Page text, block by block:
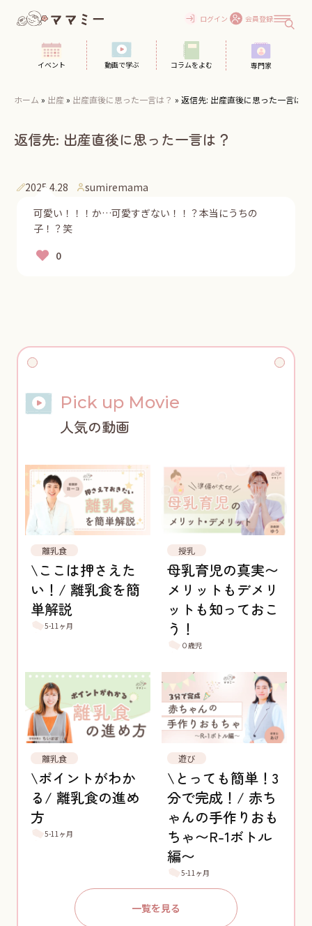
ログイン 会員登録
イベント 動画で学ぶ コラムをよむ 専門家
ホーム » 出産» 出産直後に思った一言は？ » 返信先: 出産直後に思った一言は？
返信先: 出産直後に思った一言は？
sumiremama
2025.4.28
可愛い！！！か…可愛すぎない！！？本当にうちの
子！？笑
Pick up Movie
人気の動画
離乳食
\ここは押さえた
い！/ 離乳食を簡
単解説
5-11ヶ月
授乳
母乳育児の真実〜
メリットもデメリ
ットも知っておこ
う！
０歳児
離乳食
\ポイントがわか
る/ 離乳食の進め
方
5-11ヶ月
遊び
\とっても簡単！3
分で完成！/ 赤ち
ゃんの手作りおも
ちゃ〜R-1ボトル
編〜
5-11ヶ月
一覧を見る